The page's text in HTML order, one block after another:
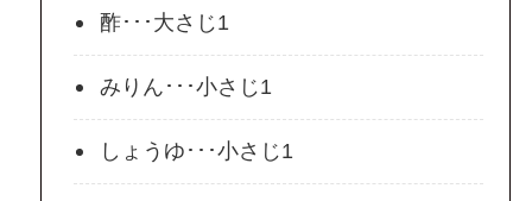
酢･･･大さじ1
みりん･･･小さじ1
しょうゆ･･･小さじ1